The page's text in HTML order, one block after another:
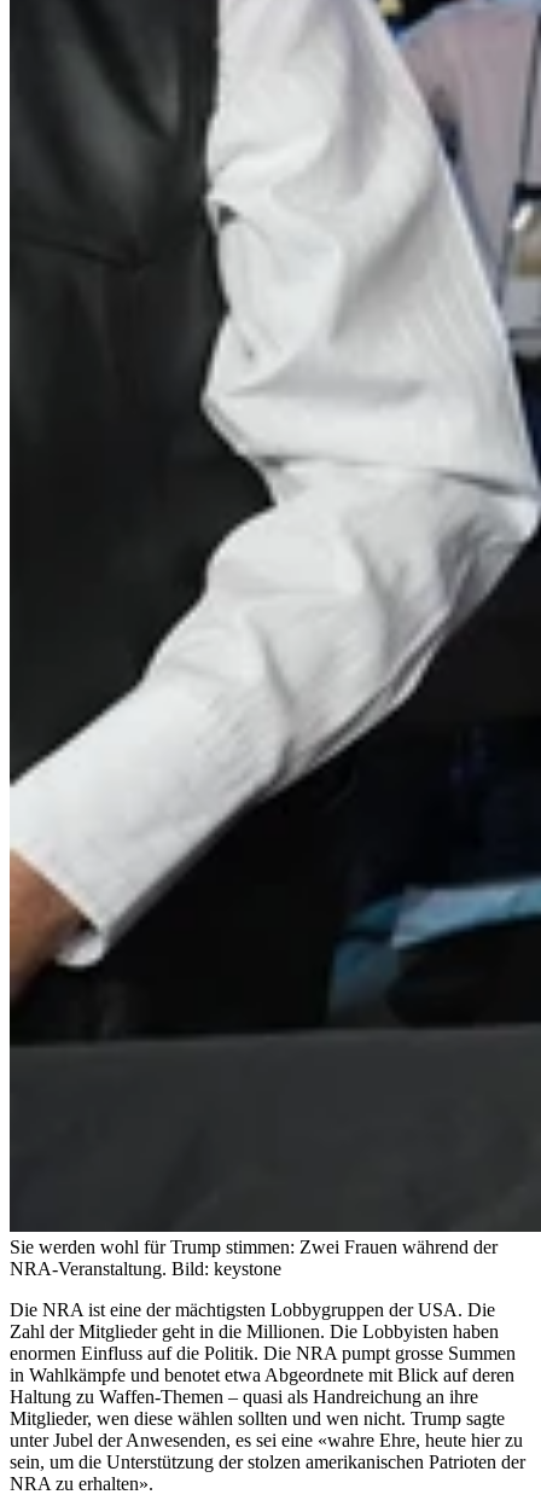
Sie werden wohl für Trump stimmen: Zwei Frauen während der
NRA-Veranstaltung. Bild: keystone
Die NRA ist eine der mächtigsten Lobbygruppen der USA. Die
Zahl der Mitglieder geht in die Millionen. Die Lobbyisten haben
enormen Einfluss auf die Politik. Die NRA pumpt grosse Summen
in Wahlkämpfe und benotet etwa Abgeordnete mit Blick auf deren
Haltung zu Waffen-Themen – quasi als Handreichung an ihre
Mitglieder, wen diese wählen sollten und wen nicht. Trump sagte
unter Jubel der Anwesenden, es sei eine «wahre Ehre, heute hier zu
sein, um die Unterstützung der stolzen amerikanischen Patrioten der
NRA zu erhalten».